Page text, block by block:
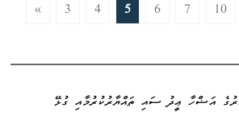
« 3 4 5 6 7 10